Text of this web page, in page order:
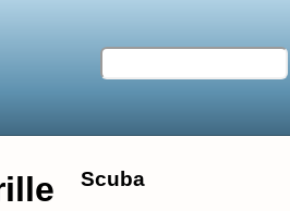
Scuba